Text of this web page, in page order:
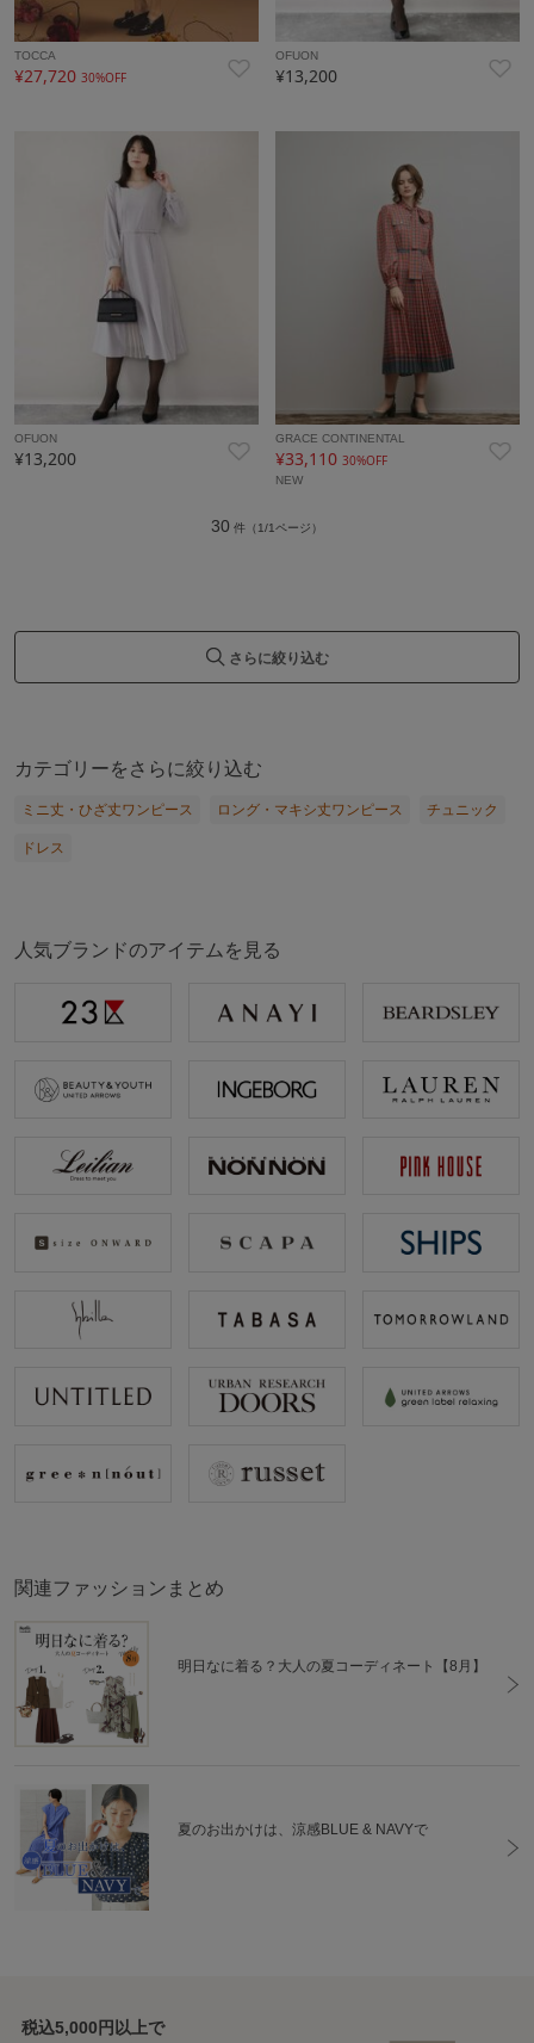
TOCCA
¥27,720 30%OFF
OFUON
¥13,200
OFUON
¥13,200
GRACE CONTINENTAL
¥33,11030%OFF
NEW
30 件（1/1ページ）
さらに絞り込む
カテゴリーをさらに絞り込む
ミニ丈・ひざ丈ワンピース ロング・マキシ丈ワンピース チュニック
ドレス
人気ブランドのアイテムを見る
関連ファッションまとめ
明日なに着る？大人の夏コーディネート【8月】
夏のお出かけは、涼感BLUE & NAVYで
税込5,000円以上で